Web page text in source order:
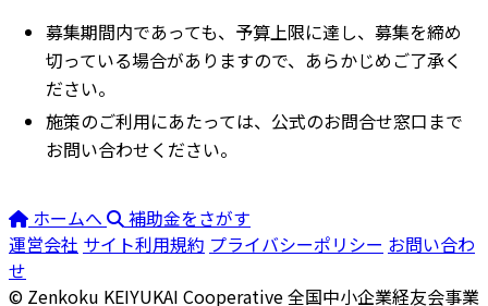
募集期間内であっても、予算上限に達し、募集を締め
切っている場合がありますので、あらかじめご了承く
ださい。
施策のご利用にあたっては、公式のお問合せ窓口まで
お問い合わせください。
ホームへ
補助金をさがす
運営会社 サイト利用規約 プライバシーポリシー お問い合わ
せ
© Zenkoku KEIYUKAI Cooperative全国中小企業経友会事業